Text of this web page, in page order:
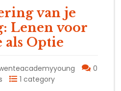
van je
Lenen voor
als Optie
0
1 category